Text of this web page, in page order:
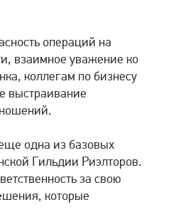
операций на
взаимное уважение ко
коллегам по бизнесу
выстраивание
одна из базовых
Гильдии Риэлторов.
за свою
которые